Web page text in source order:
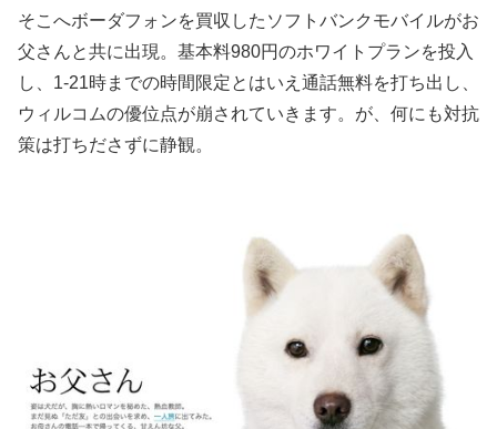
そこへボーダフォンを買収したソフトバンクモバイルがお
父さんと共に出現。基本料980円のホワイトプランを投入
し、1-21時までの時間限定とはいえ通話無料を打ち出し、
ウィルコムの優位点が崩されていきます。が、何にも対抗
策は打ちださずに静観。